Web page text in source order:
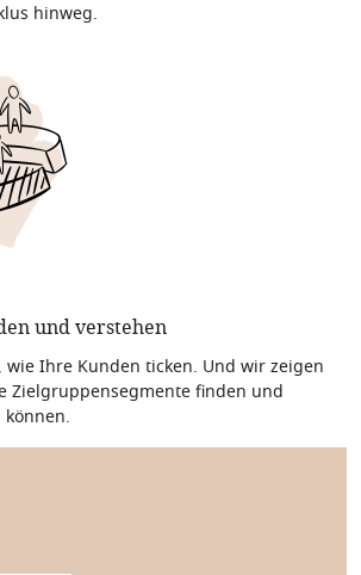
hinweg.
und verstehen
wie Ihre Kunden ticken. Und wir zeigen
Zielgruppensegmente finden und